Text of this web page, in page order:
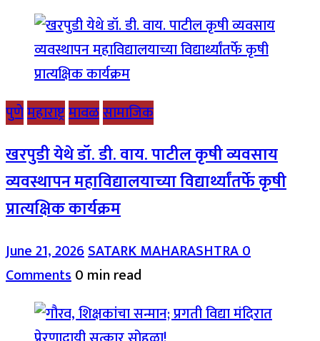
पुणेमहाराष्ट्रमावळसामाजिक
खरपुडी येथे डॉ. डी. वाय. पाटील कृषी व्यवसाय
व्यवस्थापन महाविद्यालयाच्या विद्यार्थ्यांतर्फे कृषी
प्रात्यक्षिक कार्यक्रम
June 21, 2026SATARK MAHARASHTRA0
Comments0 min read